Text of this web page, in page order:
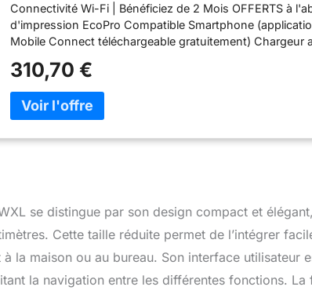
OFFERTS au Forfait EcoPro
Connectivité Wi-Fi | Bénéficiez de 2 Mois OFFERTS à
d'impression EcoPro Compatible Smartphone
Mobile Connect téléchargeable gratuitement) Chargeur
Vitesse d’impression jusqu’à 20 ipm Ecran LCD couleur
Cartouches très haute capacité incluses dans le pack :
pages en noir et jusqu’à 5 000 pages en couleur
dans le pack
310,70 €
se distingue par son design compact et
Cette taille réduite permet de l’intégrer
la maison ou au bureau. Son interface utilisateur
la navigation entre les différentes fonctions.